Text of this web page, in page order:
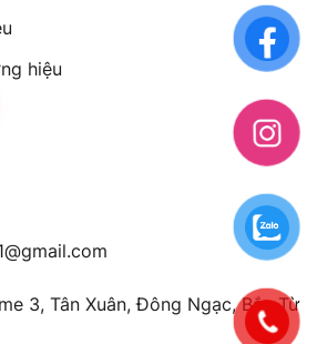
hiệu
3, Tân Xuân, Đông Ngạc, Bắc Từ